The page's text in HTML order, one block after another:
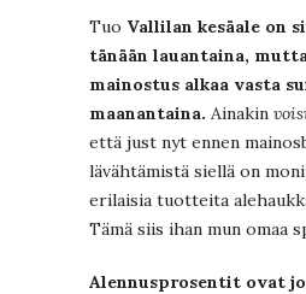
Tuo Vallilan kesäale on
tänään lauantaina,
mainostus alkaa vasta
maanantaina. Ainakin
että just nyt ennen
lävähtämistä siellä on
erilaisia tuotteita
Tämä siis ihan mun omaa
Alennusprosentit ovat